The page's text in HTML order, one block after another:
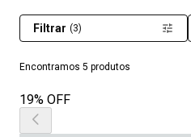
Encontramos 5 produtos
Filtrar (3)
19% OFF